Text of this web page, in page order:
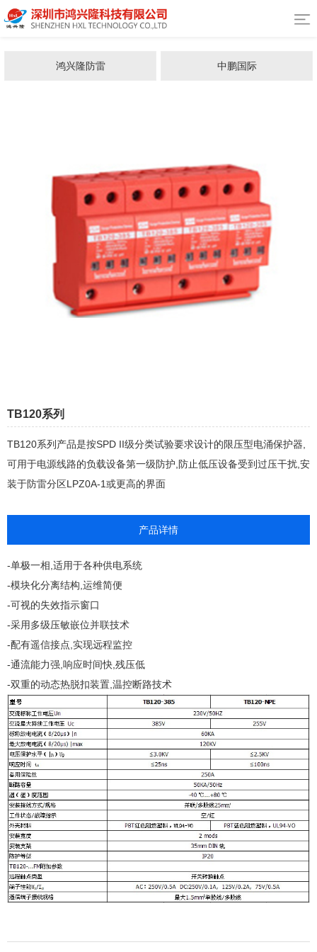
鸿兴隆防雷 中鹏国际
TB120系列
TB120系列产品是按SPD II级分类试验要求设计的限压型电涌保护器,
可用于电源线路的负载设备第一级防护,防止低压设备受到过压干扰,安
装于防雷分区LPZ0A-1或更高的界面
产品详情
-单极一相,适用于各种供电系统
-模块化分离结构,运维简便
-可视的失效指示窗口
-采用多级压敏嵌位并联技术
-配有遥信接点,实现远程监控
-通流能力强,响应时间快,残压低
-双重的动态热脱扣装置,温控断路技术